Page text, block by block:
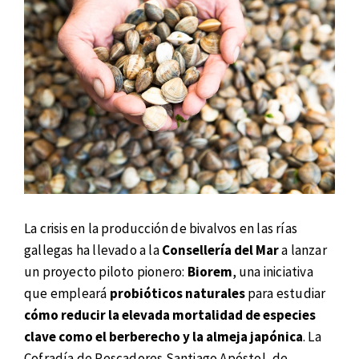
La crisis en la producción de bivalvos en las rías
gallegas ha llevado a laConsellería del Mara lanzar
un proyecto piloto pionero: Biorem, una iniciativa
que empleará probióticos naturalespara estudiar
cómo reducir la elevada mortalidad de especies
clave como el berberecho y la almeja japónica. La